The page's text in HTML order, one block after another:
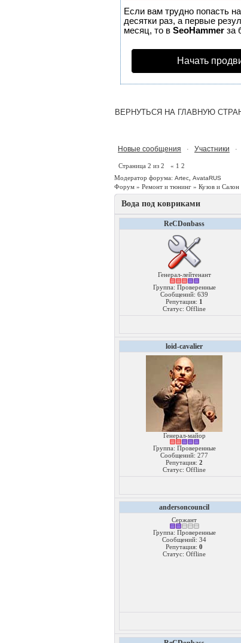
Если вам трудно попасть
десятки раз, а первые
месяц, то в SeoHammer за
Начать
ВЕРНУТЬСЯ НА ГЛАВНУЮ
Новые сообщения · Участники ·
Страница 2 из 2 « 1 2
Модератор форума: Artec AvataRUS
Форум » Ремонт и тюнинг » Кузов и Салон
Вода под ковриками
ReCDonbass
Генерал-лейтенант
Группа: Проверенные
Сообщений: 639
Репутация: 1
Статус: Offline
loid-cavalier
Генерал-майор
Группа: Проверенные
Сообщений: 277
Репутация: 2
Статус: Offline
andersoncouncil
Сержант
Группа: Проверенные
Сообщений: 34
Репутация: 0
Статус: Offline